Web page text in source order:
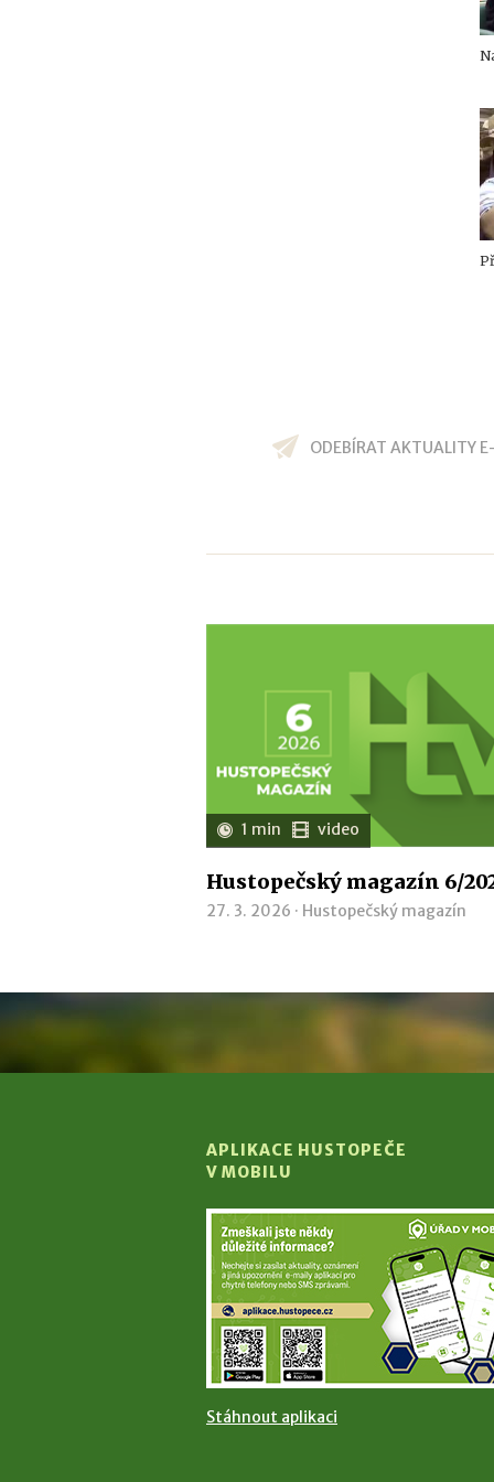
ODEBÍRAT AKTUALITY
1 min video
Hustopečský magazín 6/
27. 3. 2026 · Hustopečský magazín
APLIKACE HUSTOPEČE
V MOBILU
Stáhnout aplikaci